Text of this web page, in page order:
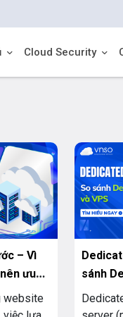
Cloud Security
– Vì
ưu
website
sánh